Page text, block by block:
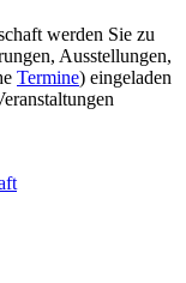
werden Sie zu
Ausstellungen,
Termine) eingeladen